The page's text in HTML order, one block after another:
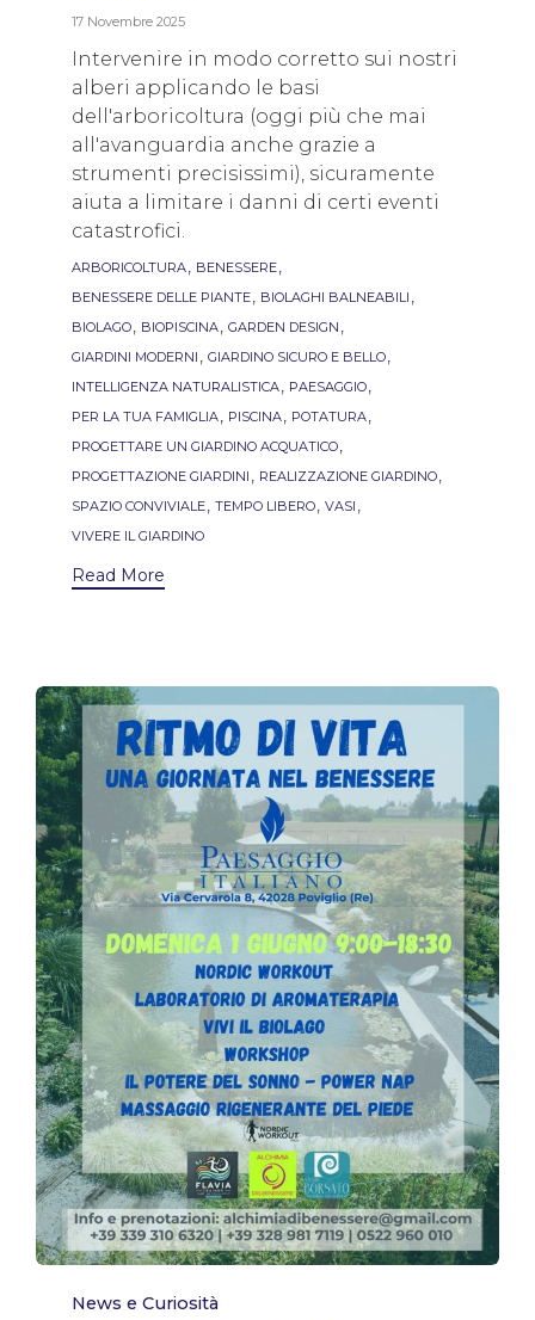
17 Novembre 2025
Intervenire in modo corretto sui nostri
alberi applicando le basi
dell'arboricoltura (oggi più che mai
all'avanguardia anche grazie a
strumenti precisissimi), sicuramente
aiuta a limitare i danni di certi eventi
catastrofici.
Tags
ARBORICOLTURA, BENESSERE,
BENESSERE DELLE PIANTE, BIOLAGHI BALNEABILI ,
BIOLAGO, BIOPISCINA, GARDEN DESIGN ,
GIARDINI MODERNI , GIARDINO SICURO E BELLO,
INTELLIGENZA NATURALISTICA, PAESAGGIO,
PER LA TUA FAMIGLIA, PISCINA, POTATURA,
PROGETTARE UN GIARDINO ACQUATICO,
PROGETTAZIONE GIARDINI , REALIZZAZIONE GIARDINO,
SPAZIO CONVIVIALE, TEMPO LIBERO, VASI ,
VIVERE IL GIARDINO
Read More
Category
News e Curiosità